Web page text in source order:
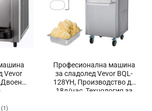
Vevor
Двоен
(1)
Професионална машина
за сладолед Vevor BQL-
128YH, Производство до
18л/час, Технология за